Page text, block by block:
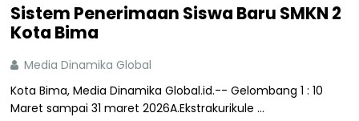
Sistem Penerimaan Siswa Baru SMKN 2
Kota Bima
Media Dinamika Global
Kota Bima, Media Dinamika Global.id.-- Gelombang 1 : 10
Maret sampai 31 maret 2026A.Ekstrakurikule ...